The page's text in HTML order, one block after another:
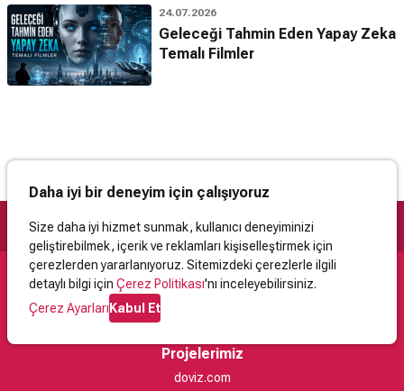
24.07.2026
Geleceği Tahmin Eden Yapay Zeka
Temalı Filmler
Daha iyi bir deneyim için çalışıyoruz
Size daha iyi hizmet sunmak, kullanıcı deneyiminizi
geliştirebilmek, içerik ve reklamları kişiselleştirmek için
çerezlerden yararlanıyoruz. Sitemizdeki çerezlerle ilgili
detaylı bilgi için Çerez Politikası'nı inceleyebilirsiniz.
Çerez AyarlarıKabul Et
Destek
İletişimYardımKullanıcı Sözleşmesi
Projelerimiz
doviz.com